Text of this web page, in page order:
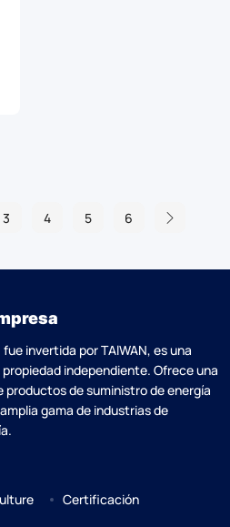
3 4 5 6
invertida por TAlWAN, es una
independiente. Ofrece una
de suministro de energía
gama de industrias de
Certificación